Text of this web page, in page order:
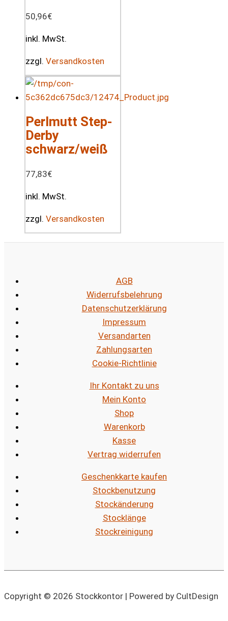
50,96€
inkl. MwSt.
zzgl. Versandkosten
Perlmutt Step-
Derby
schwarz/weiß
77,83€
inkl. MwSt.
zzgl. Versandkosten
AGB
Widerrufsbelehrung
Datenschutzerklärung
Impressum
Versandarten
Zahlungsarten
Cookie-Richtlinie
Ihr Kontakt zu uns
Mein Konto
Shop
Warenkorb
Kasse
Vertrag widerrufen
Geschenkkarte kaufen
Stockbenutzung
Stockänderung
Stocklänge
Stockreinigung
Copyright © 2026 Stockkontor | Powered by CultDesign